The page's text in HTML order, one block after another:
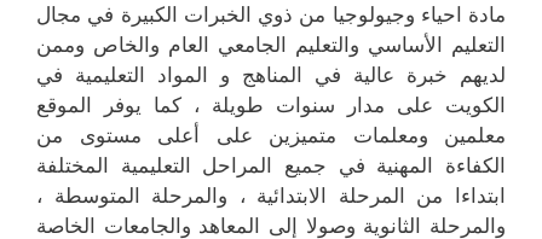
مادة احياء وجيولوجيا من ذوي الخبرات الكبيرة في مجال
التعليم الأساسي والتعليم الجامعي العام والخاص وممن
لديهم خبرة عالية في المناهج و المواد التعليمية في
الكويت على مدار سنوات طويلة ، كما يوفر الموقع
معلمين ومعلمات متميزين على أعلى مستوى من
الكفاءة المهنية في جميع المراحل التعليمية المختلفة
ابتداءا من المرحلة الابتدائية ، والمرحلة المتوسطة ،
والمرحلة الثانوية وصولا إلى المعاهد والجامعات الخاصة